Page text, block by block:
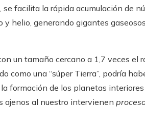
facilita la rápida acumulación de
helio, generando gigantes
un tamaño cercano a 1,7 veces el
como una “súper Tierra”, podría
formación de los planetas
ajenos al nuestro intervienen